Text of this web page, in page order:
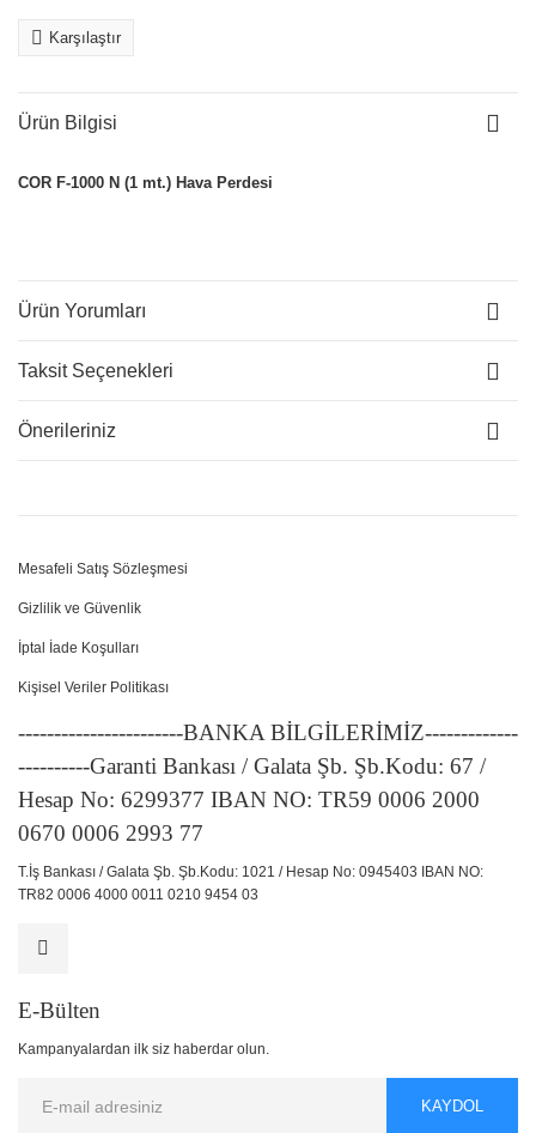
Karşılaştır
Ürün Bilgisi
COR F-1000 N (1 mt.) Hava Perdesi
Ürün Yorumları
Taksit Seçenekleri
Önerileriniz
Mesafeli Satış Sözleşmesi
Gizlilik ve Güvenlik
İptal İade Koşulları
Kişisel Veriler Politikası
-----------------------BANKA BİLGİLERİMİZ-------------
----------Garanti Bankası / Galata Şb. Şb.Kodu: 67 /
Hesap No: 6299377 IBAN NO: TR59 0006 2000
0670 0006 2993 77
T.İş Bankası / Galata Şb. Şb.Kodu: 1021 / Hesap No: 0945403 IBAN NO:
TR82 0006 4000 0011 0210 9454 03
E-Bülten
Kampanyalardan ilk siz haberdar olun.
KAYDOL